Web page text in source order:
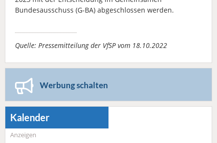
Bundesausschuss (G-BA) abgeschlossen werden.
Quelle: Pressemitteilung der VfSP vom 18.10.2022
Werbung schalten
Kalender
Anzeigen